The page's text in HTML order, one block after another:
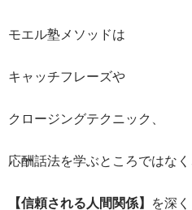
モエル塾メソッドは
キャッチフレーズや
クロージングテクニック、
応酬話法を学ぶところではなく
【信頼される人間関係】 を深